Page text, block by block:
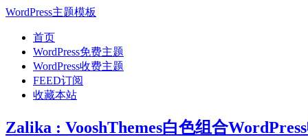
WordPress主题模板
首页
WordPress免费主题
WordPress收费主题
FEED订阅
收藏本站
Zalika : VooshThemes白色组合